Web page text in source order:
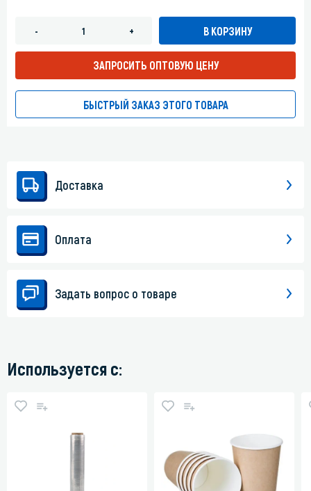
- + В КОРЗИНУ
ЗАПРОСИТЬ ОПТОВУЮ ЦЕНУ
БЫСТРЫЙ ЗАКАЗ ЭТОГО ТОВАРА
Доставка
Оплата
Задать вопрос о товаре
Используется с: